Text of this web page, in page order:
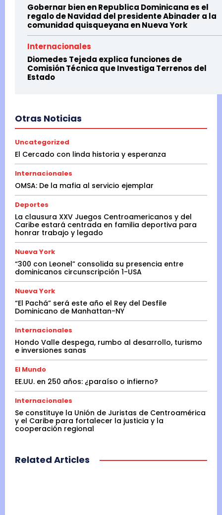
Gobernar bien en Republica Dominicana es el
regalo de Navidad del presidente Abinader a la
comunidad quisqueyana en Nueva York
Internacionales
Diomedes Tejeda explica funciones de
Comisión Técnica que Investiga Terrenos del
Estado
Otras Noticias
Uncategorized
El Cercado con linda historia y esperanza
Internacionales
OMSA: De la mafia al servicio ejemplar
Deportes
La clausura XXV Juegos Centroamericanos y del
Caribe estará centrada en familia deportiva para
honrar trabajo y legado
Nueva York
“300 con Leonel” consolida su presencia entre
dominicanos circunscripción 1-USA
Nueva York
“El Pachá” será este año el Rey del Desfile
Dominicano de Manhattan-NY
Internacionales
Hondo Valle despega, rumbo al desarrollo, turismo
e inversiones sanas
El Mundo
EE.UU. en 250 años: ¿paraíso o infierno?
Internacionales
Se constituye la Unión de Juristas de Centroamérica
y el Caribe para fortalecer la justicia y la
cooperación regional
Related Articles